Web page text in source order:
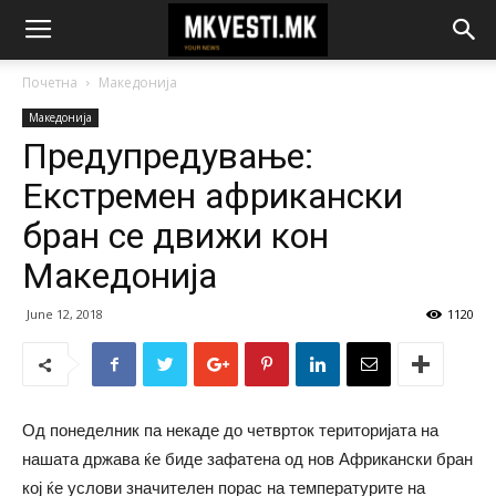
Почетна Македонија
Македонија
Предупредување:
Екстремен африкански
бран се движи кон
Македонија
June 12, 2018 1120
Oд понеделник па некаде до четврток територијата на
нашата држава ќе биде зафатена од нов Африкански бран
кој ќе услови значителен порас на температурите на